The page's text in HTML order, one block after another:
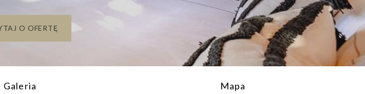
O OFERTĘ
Galeria Mapa